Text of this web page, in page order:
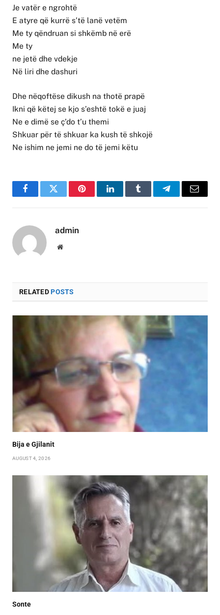
Je vatër e ngrohtë
E atyre që kurrë s’të lanë vetëm
Me ty qëndruan si shkëmb në erë
Me ty
ne jetë dhe vdekje
Në liri dhe dashuri
Dhe nëqoftëse dikush na thotë prapë
Ikni që këtej se kjo s’eshtë tokë e juaj
Ne e dimë se ç’do t’u themi
Shkuar për të shkuar ka kush të shkojë
Ne ishim ne jemi ne do të jemi këtu
FacebookTwitter PinterestLinkedInTumblr TelegramEmail
admin
Website
RELATEDPOSTS
Bija e Gjilanit
AUGUST 4, 2026
Sonte